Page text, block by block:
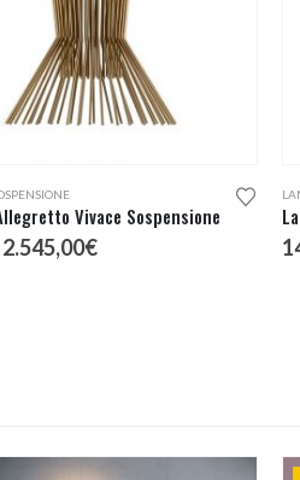
Vivace Sospensione
Il
prezzo
2.545,00€Il